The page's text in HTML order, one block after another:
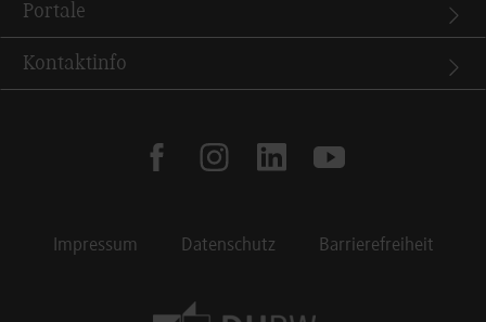
Portale
Kontaktinfo
facebookinstagramlinkedinyoutube
Impressum Datenschutz Barrierefreiheit